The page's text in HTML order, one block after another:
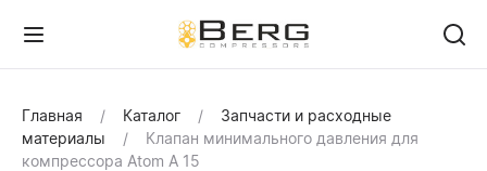
Главная Каталог
Запчасти и расходные
материалы
Клапан минимального давления для
компрессора Atom A 15